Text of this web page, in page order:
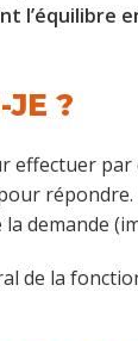
JE ?
effectuer
demande
de la